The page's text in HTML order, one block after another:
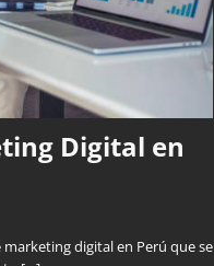
Digital en
digital en Perú que se